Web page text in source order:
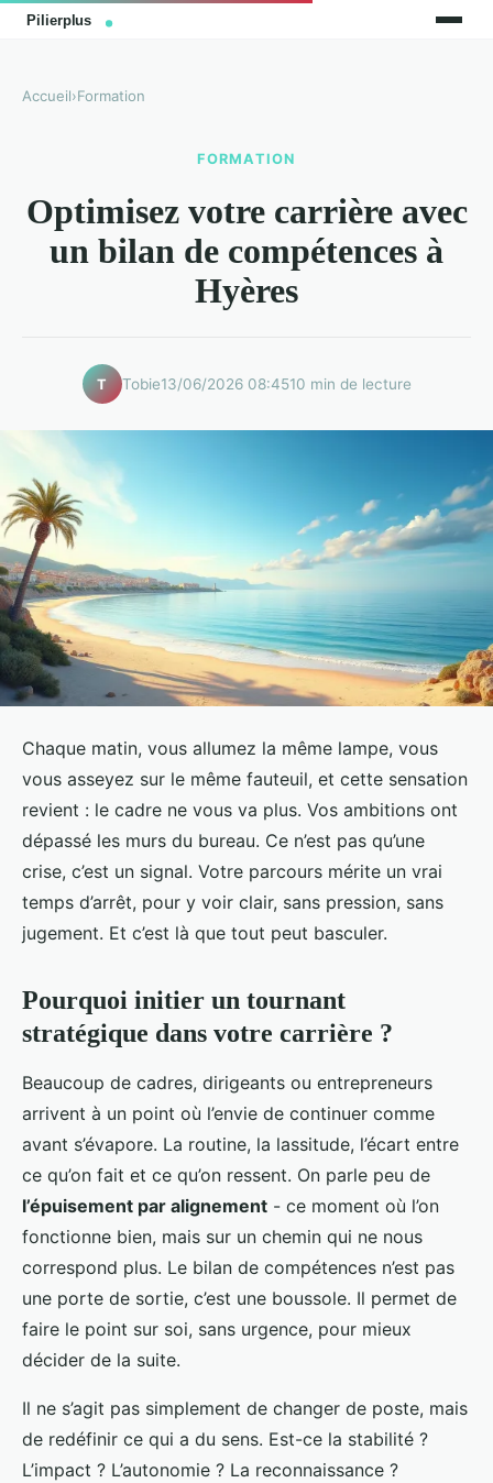
Accueil›Formation
FORMATION
Optimisez votre carrière avec
un bilan de compétences à
Hyères
T Tobie13/06/2026 08:4510 min de lecture
Chaque matin, vous allumez la même lampe, vous
vous asseyez sur le même fauteuil, et cette sensation
revient : le cadre ne vous va plus. Vos ambitions ont
dépassé les murs du bureau. Ce n’est pas qu’une
crise, c’est un signal. Votre parcours mérite un vrai
temps d’arrêt, pour y voir clair, sans pression, sans
jugement. Et c’est là que tout peut basculer.
Pourquoi initier un tournant
stratégique dans votre carrière ?
Beaucoup de cadres, dirigeants ou entrepreneurs
arrivent à un point où l’envie de continuer comme
avant s’évapore. La routine, la lassitude, l’écart entre
ce qu’on fait et ce qu’on ressent. On parle peu de
l’épuisement par alignement - ce moment où l’on
fonctionne bien, mais sur un chemin qui ne nous
correspond plus. Le bilan de compétences n’est pas
une porte de sortie, c’est une boussole. Il permet de
faire le point sur soi, sans urgence, pour mieux
décider de la suite.
Il ne s’agit pas simplement de changer de poste, mais
de redéfinir ce qui a du sens. Est-ce la stabilité ?
L’impact ? L’autonomie ? La reconnaissance ?